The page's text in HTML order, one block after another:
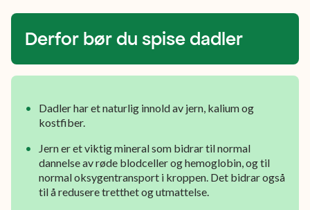
kan
minne
litt
om
karamell.
Derfor bør du spise dadler
Dadler har et naturlig innold av jern, kalium og
kostfiber.
Jern er et viktig mineral som bidrar til normal
dannelse av røde blodceller og hemoglobin, og til
normal oksygentransport i kroppen. Det bidrar også
til å redusere tretthet og utmattelse.